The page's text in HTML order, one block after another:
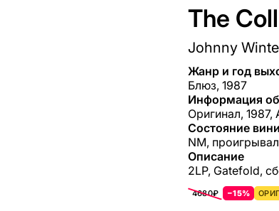
The
Johnny
Жанр и год
Блюз, 1987
Информация
Оригинал,
Состояние
NM,
Описание
2LP, Gatefold,
4680₽ −15%